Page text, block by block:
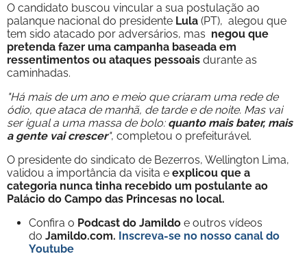
O candidato buscou vincular a sua postulação ao
palanque nacional do presidente Lula (PT), alegou que
tem sido atacado por adversários, mas negou que
pretenda fazer uma campanha baseada em
ressentimentos ou ataques pessoais durante as
caminhadas.
"Há mais de um ano e meio que criaram uma rede de
ódio, que ataca de manhã, de tarde e de noite. Mas vai
ser igual a uma massa de bolo: quanto mais bater, mais
a gente vai crescer", completou o prefeiturável.
O presidente do sindicato de Bezerros, Wellington Lima,
validou a importância da visita e explicou que a
categoria nunca tinha recebido um postulante ao
Palácio do Campo das Princesas no local.
Confira o Podcast do Jamildo e outros vídeos
do Jamildo.com. Inscreva-se no nosso canal do
Youtube